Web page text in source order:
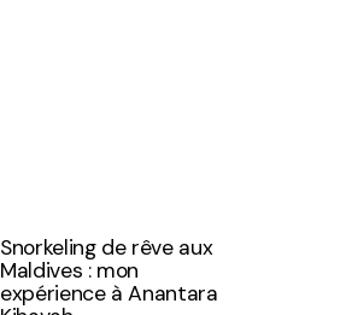
Snorkeling de rêve aux
Maldives : mon
expérience à Anantara